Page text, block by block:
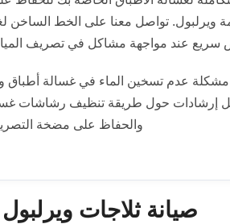
ويرلبول. تواصل معنا على الخط الساخن
عند مواجهة مشاكل في تصريف المياه
مشكلة عدم تسخين الماء في غسالة أطباق
إرشادات حول طريقة تنظيف رشاشات
والحفاظ على مضخة
صيانة ثلاجات